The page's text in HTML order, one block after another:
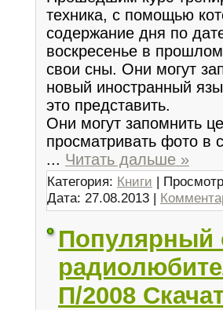
техника, с помощью
содержание дня по
воскресенье в
свои сны. Они могут
новый иностранный
это представить.
Они могут запомнить
просматривать фото в
... Читать дальше »
Категория: Книги |
Дата: 27.08.2013 |
Популярный
П/2008